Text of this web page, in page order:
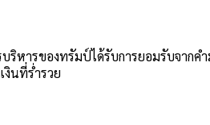
ริหารของทรัมป์ได้รับการยอมรับจา
งินที่ร่ำรวย